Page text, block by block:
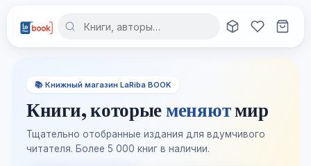
📚 Книжный магазин LaRiba BOOK
Книги, которыеменяютмир
Тщательно отобранные издания для вдумчивого
читателя. Более 5 000 книг в наличии.